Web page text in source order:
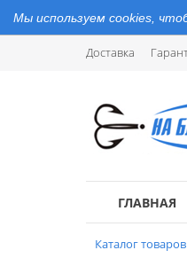
Мы используем cookies,
Доставка
ГЛАВНАЯ
Каталог товаров